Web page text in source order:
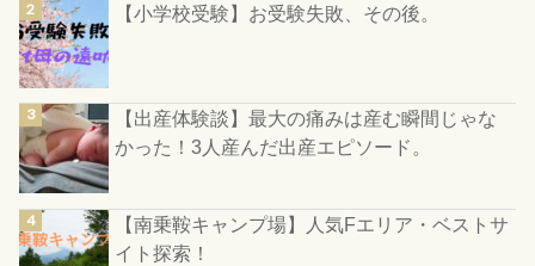
【小学校受験】お受験失敗、その後。
【出産体験談】最大の痛みは産む瞬間じゃな
かった！3人産んだ出産エピソード。
【南乗鞍キャンプ場】人気Fエリア・ベストサ
イト探索！